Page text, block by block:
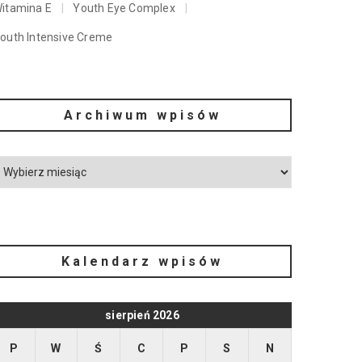
E Youth Eye Complex
Intensive Creme
Archiwum wpisów
Kalendarz wpisów
sierpień 2026
P W Ś C P S N